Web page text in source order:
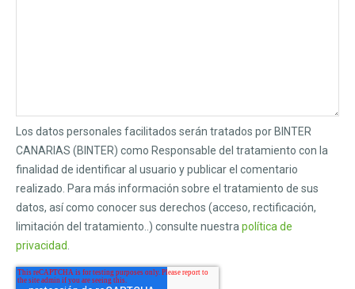
Los datos personales facilitados serán tratados por BINTER
CANARIAS (BINTER) como Responsable del tratamiento con la
finalidad de identificar al usuario y publicar el comentario
realizado. Para más información sobre el tratamiento de sus
datos, así como conocer sus derechos (acceso, rectificación,
limitación del tratamiento..) consulte nuestra política de
privacidad